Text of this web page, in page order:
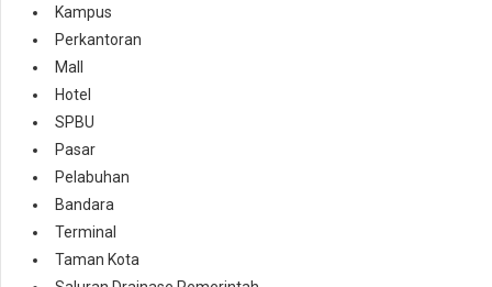
Kampus
Perkantoran
Mall
Hotel
SPBU
Pasar
Pelabuhan
Bandara
Terminal
Taman Kota